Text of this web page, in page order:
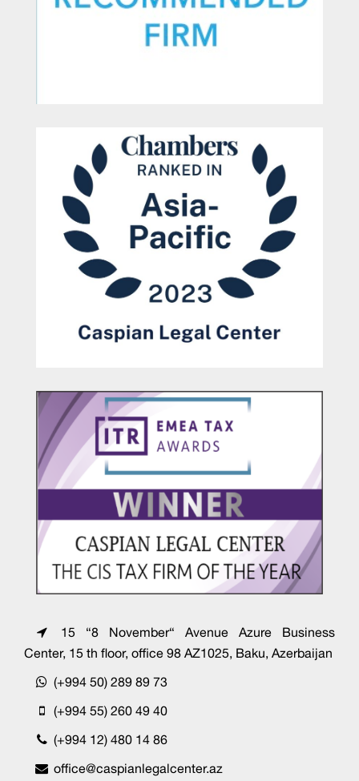
15 “8 November“ Avenue Azure Business
Center, 15 th floor, office 98 AZ1025, Baku, Azerbaijan
(+994 50) 289 89 73
(+994 55) 260 49 40
(+994 12) 480 14 86
office@caspianlegalcenter.az